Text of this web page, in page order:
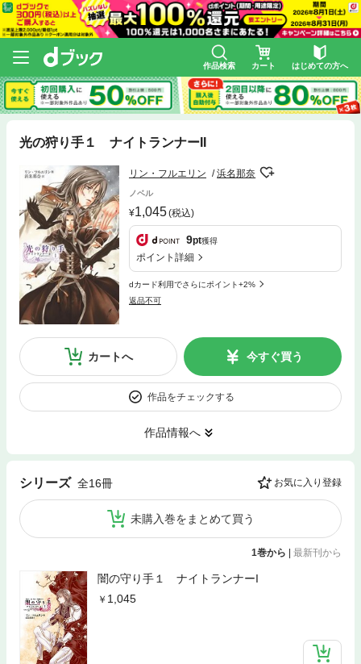
作品検索 カート はじめての方へ
光の狩り手１ ナイトランナーII
リン・フルエリン 浜名那奈
ノベル
1,045(税込)
9pt獲得
ポイント詳細
dカード利用でさらにポイント+2%
返品不可
カートへ 今すぐ買う
作品をチェックする
作品情報へ
シリーズ 全16冊 お気に入り登録
未購入巻をまとめて買う
1巻から 最新刊から
闇の守り手１ ナイトランナーI
1,045